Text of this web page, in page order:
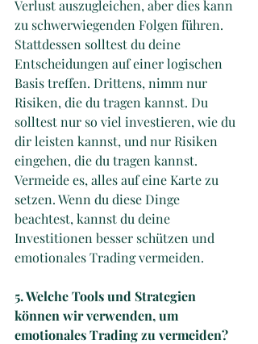
Verlust auszugleichen, aber dies kann
zu schwerwiegenden Folgen führen.
Stattdessen solltest du deine
Entscheidungen auf einer logischen
Basis treffen. Drittens, nimm nur
Risiken, die du tragen kannst. Du
solltest nur so viel investieren, wie du
dir leisten kannst, und nur Risiken
eingehen, die du tragen kannst.
Vermeide es, alles auf eine Karte zu
setzen. Wenn du diese Dinge
beachtest, kannst du deine
Investitionen besser schützen und
emotionales Trading vermeiden.
5. Welche Tools und Strategien
können wir verwenden, um
emotionales Trading zu vermeiden?